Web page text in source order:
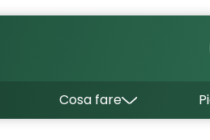
Cosa fare
Con